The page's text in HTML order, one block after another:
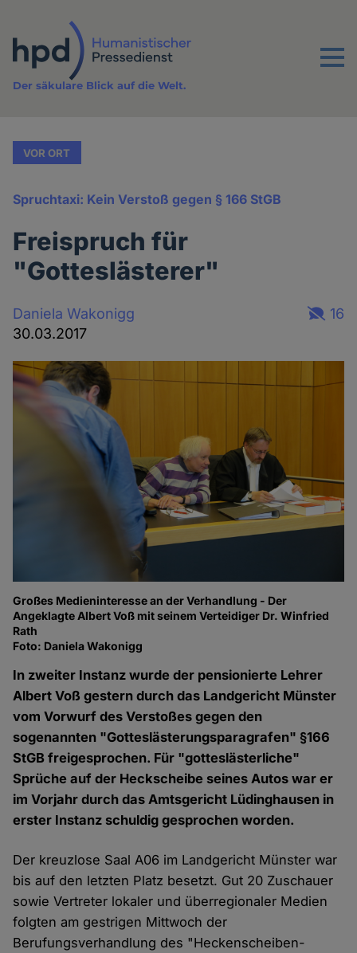
Inhalt
Menu
Der säkulare Blick auf die Welt.
VOR ORT
Spruchtaxi: Kein Verstoß gegen § 166 StGB
Freispruch für
"Gotteslästerer"
Daniela Wakonigg
30.03.2017
16
Großes Medieninteresse an der Verhandlung - Der
Angeklagte Albert Voß mit seinem Verteidiger Dr. Winfried
Rath
Foto: Daniela Wakonigg
In zweiter Instanz wurde der pensionierte Lehrer
Albert Voß gestern durch das Landgericht Münster
vom Vorwurf des Verstoßes gegen den
sogenannten "Gotteslästerungsparagrafen" §166
StGB freigesprochen. Für "gotteslästerliche"
Sprüche auf der Heckscheibe seines Autos war er
im Vorjahr durch das Amtsgericht Lüdinghausen in
erster Instanz schuldig gesprochen worden.
Der kreuzlose Saal A06 im Landgericht Münster war
bis auf den letzten Platz besetzt. Gut 20 Zuschauer
sowie Vertreter lokaler und überregionaler Medien
folgten am gestrigen Mittwoch der
Berufungsverhandlung des "Heckenscheiben-